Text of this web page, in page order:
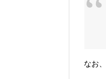
なお、